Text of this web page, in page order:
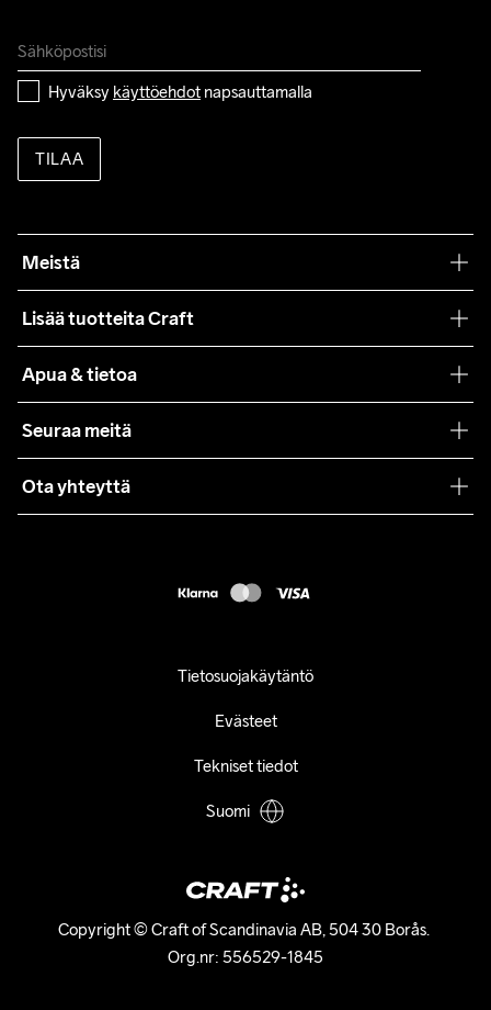
Hyväksy käyttöehdot napsauttamalla
TILAA
Meistä
Lisää tuotteita Craft
Yhteistyöt
Lehdistö
Apua & tietoa
Käyttöehdot
Asiakaspalvelu
Seuraa meitä
Ota yhteyttä
Copyright © Craft of Scandinavia AB, 504 30 Borås.
Org.nr: 556529-1845
Tietosuojakäytäntö
Evästeet
Tekniset tiedot
Suomi